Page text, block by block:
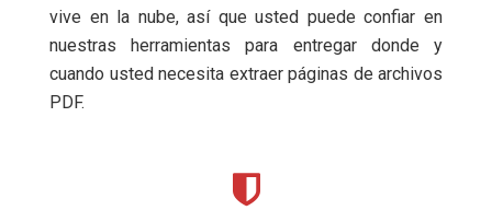
vive en la nube, así que usted puede confiar en
nuestras herramientas para entregar donde y
cuando usted necesita extraer páginas de archivos
PDF.